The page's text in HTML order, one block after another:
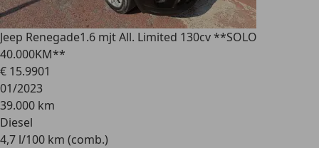
Jeep Renegade1.6 mjt All. Limited 130cv **SOLO
40.000KM**
€ 15.9901
01/2023
39.000 km
Diesel
4,7 l/100 km (comb.)